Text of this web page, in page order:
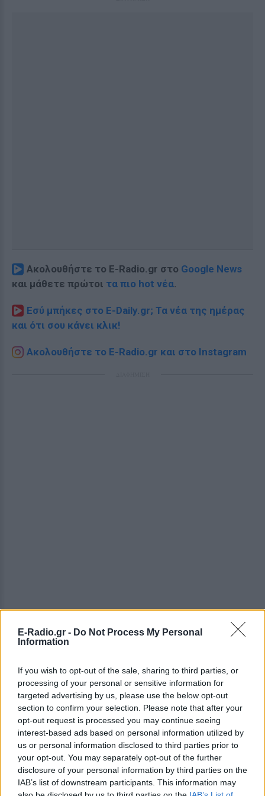
E-Radio.gr - Do Not Process My Personal
Information
If you wish to opt-out of the sale, sharing to third parties, or
processing of your personal or sensitive information for
targeted advertising by us, please use the below opt-out
section to confirm your selection. Please note that after your
opt-out request is processed you may continue seeing
interest-based ads based on personal information utilized by
us or personal information disclosed to third parties prior to
your opt-out. You may separately opt-out of the further
disclosure of your personal information by third parties on the
IAB’s list of downstream participants. This information may
Ακολουθήστε το E-Radio.gr στο Google News
και μάθετε πρώτοι τα πιο hot νέα.
Εσύ μπήκες στο E-Daily.gr; Τα νέα της ημέρας
και ότι σου κάνει κλικ!
Ακολουθήστε το E-Radio.gr και στο Instagram
ΣΤΗΝ ΙΔΙΑ ΚΑΤΗΓΟΡΙΑ
Γαρυφαλλιά Καληφώνη:
Διακοπές σε Κουφονήσια και
Πάρο, χωρίς τον Χρήστο
Μάστορα – Δείτε τις
φωτογραφίες
ΠΡΙΝ 10 ΏΡΕΣ